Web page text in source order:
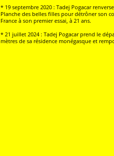
* 19 septembre 2020 : Tadej Pogacar
Planche des belles filles pour détrôner son
France à son premier essai, à 21 ans.
* 21 juillet 2024 : Tadej Pogacar prend le
mètres de sa résidence monégasque et